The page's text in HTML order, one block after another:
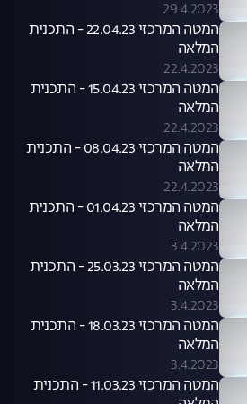
29.4.2023
המטה המרכזי 22.04.23 - התכנית
המלאה
22.4.2023
המטה המרכזי 15.04.23 - התכנית
המלאה
22.4.2023
המטה המרכזי 08.04.23 - התכנית
המלאה
22.4.2023
המטה המרכזי 01.04.23 - התכנית
המלאה
3.4.2023
המטה המרכזי 25.03.23 - התכנית
המלאה
3.4.2023
המטה המרכזי 18.03.23 - התכנית
המלאה
3.4.2023
המטה המרכזי 11.03.23 - התכנית